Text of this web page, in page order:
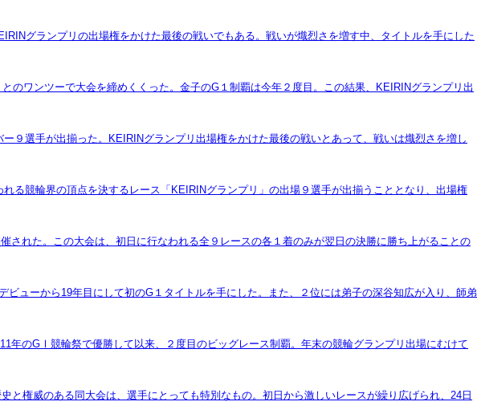
グランプリの出場権をかけた最後の戦いでもある。戦いが熾烈さを増す中、タイトルを手にした
のワンツーで大会を締めくくった。金子のG１制覇は今年２度目。この結果、KEIRINグランプリ出
９選手が出揃った。KEIRINグランプリ出場権をかけた最後の戦いとあって、戦いは熾烈さを増し
る競輪界の頂点を決するレース「KEIRINグランプリ」の出場９選手が出揃うこととなり、出場権
れた。この大会は、初日に行なわれる全９レースの各１着のみが翌日の決勝に勝ち上がることの
ューから19年目にして初のG１タイトルを手にした。また、２位には弟子の深谷知広が入り、師弟
のGⅠ競輪祭で優勝して以来、２度目のビッグレース制覇。年末の競輪グランプリ出場にむけて
権威のある同大会は、選手にとっても特別なもの。初日から激しいレースが繰り広げられ、24日